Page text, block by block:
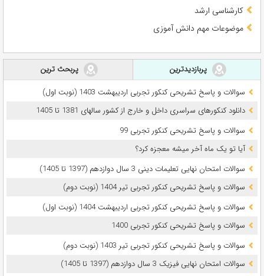
کارشناسی ارشد
موضوعات مهم دانش آموزی
پربازدیدترین
پربحث ترین
سوالات و پاسخ تشریحی کنکور تجربی اردیبهشت 1403 (نوبت اول)
دانلود کنکورهای سراسری داخل و خارج از کشور سالهای 1381 تا 1405
سوالات و پاسخ تشریحی کنکور تجربی 99
آیا تو یک ماه آخر میشه معجزه کرد؟
سوالات امتحان نهایی تعلیمات دینی 3 سال دوازدهم (1397 تا 1405)
سوالات و پاسخ تشریحی کنکور تجربی تیر 1404 (نوبت دوم)
سوالات و پاسخ تشریحی کنکور تجربی اردیبهشت 1404 (نوبت اول)
سوالات و پاسخ تشریحی کنکور تجربی 1400
سوالات و پاسخ تشریحی کنکور تجربی تیر 1403 (نوبت دوم)
سوالات امتحان نهایی فیزیک 3 سال دوازدهم (1397 تا 1405)